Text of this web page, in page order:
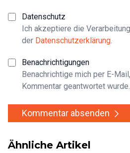
Datenschutz
Ich akzeptiere die
der Datenschutzerklärung.
Benachrichtigungen
Benachrichtige mich per E-
Kommentar geantwortet wurde.
Kommentar absenden
Ähnliche Artikel